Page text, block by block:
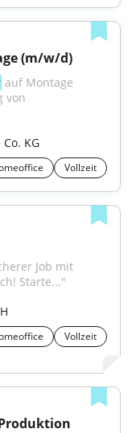
(m/w/d)
auf Montage
von
KG
Vollzeit
Job mit
Starte..."
Vollzeit